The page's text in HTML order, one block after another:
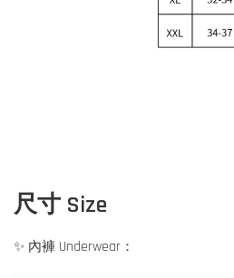
尺寸 Size
✨ 內褲 Underwear：